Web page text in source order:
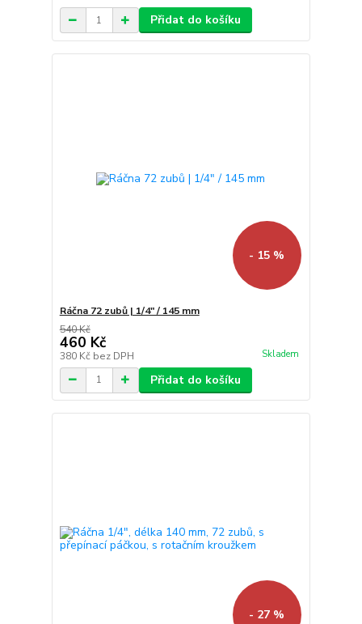
Přidat do košíku
- 15 %
Ráčna 72 zubů | 1/4" / 145 mm
540 Kč
460 Kč
380 Kč bez DPH Skladem
Přidat do košíku
- 27 %